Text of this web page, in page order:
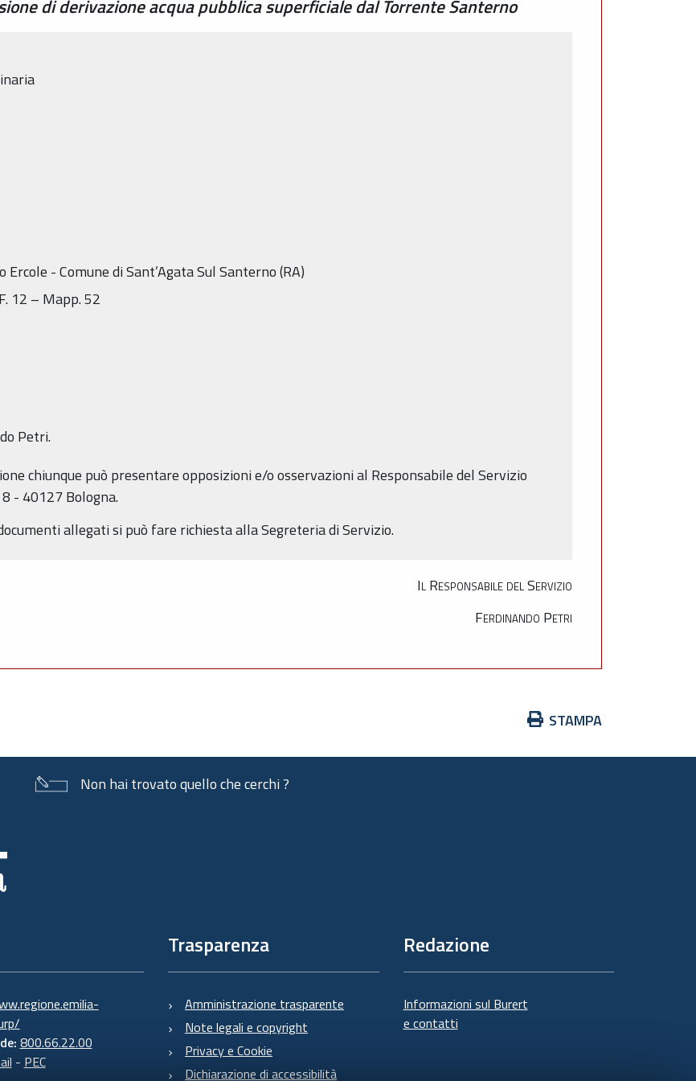
di derivazione acqua pubblica superficiale dal Torrente Santerno
- Comune di Sant’Agata Sul Santerno (RA)
12 – Mapp. 52
Petri.
chiunque può presentare opposizioni e/o osservazioni al Responsabile del Servizio
- 40127 Bologna.
allegati si può fare richiesta alla Segreteria di Servizio.
Il Responsabile del Servizio
Ferdinando Petri
Azioni
documento
STAMPA
Non hai trovato quello che cerchi ?
800.66.22.00
- PEC
Trasparenza
Amministrazione trasparente
Note legali e copyright
Privacy e Cookie
Dichiarazione di accessibilità
Redazione
Informazioni sul Burert
e contatti